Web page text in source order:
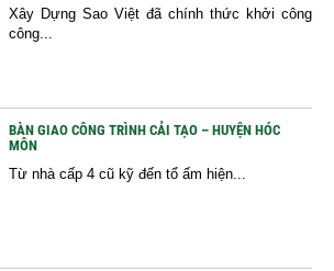
Xây Dựng Sao Việt đã chính thức khởi công
công...
BÀN GIAO CÔNG TRÌNH CẢI TẠO – HUYỆN HÓC
MÔN
Từ nhà cấp 4 cũ kỹ đến tổ ấm hiện...